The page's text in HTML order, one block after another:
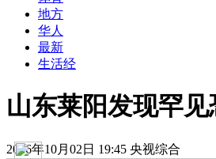
地方
华人
最新
生活经
山东莱阳发现罕
2016年10月02日 19:45 央视综合